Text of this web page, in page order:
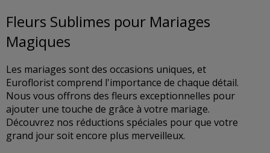
Fleurs Sublimes pour Mariages
Magiques
Les mariages sont des occasions uniques, et
Euroflorist comprend l'importance de chaque détail.
Nous vous offrons des fleurs exceptionnelles pour
ajouter une touche de grâce à votre mariage.
Découvrez nos réductions spéciales pour que votre
grand jour soit encore plus merveilleux.